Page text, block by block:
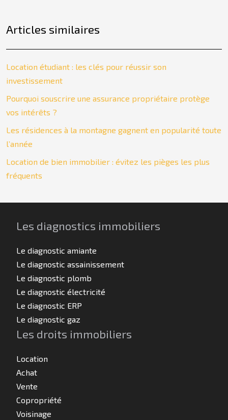
Articles similaires
Location étudiant : les clés pour réussir son
investissement
Pourquoi souscrire une assurance propriétaire protège
vos intérêts ?
Les résidences à la montagne gagnent en popularité toute
l’année
Location de bien immobilier : évitez les pièges les plus
fréquents
Les diagnostics immobiliers
Le diagnostic amiante
Le diagnostic assainissement
Le diagnostic plomb
Le diagnostic électricité
Le diagnostic ERP
Le diagnostic gaz
Les droits immobiliers
Location
Achat
Vente
Copropriété
Voisinage